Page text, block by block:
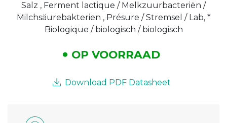
Salz , Ferment lactique / Melkzuurbacteriën /
Milchsäurebakterien , Présure / Stremsel / Lab, *
Biologique / biologisch / biologisch
OP VOORRAAD
Download PDF Datasheet